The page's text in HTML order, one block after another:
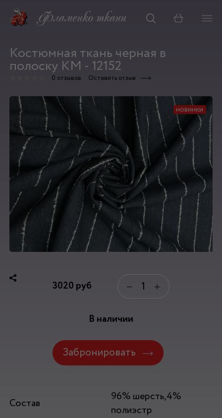
Корзина
Костюмная ткань черная в
полоску КМ - 12152
0 отзывов Оставить отзыв
новинки
3020 руб − +
В наличии
Забронировать
Состав
96% шерсть,4%
полиэстр